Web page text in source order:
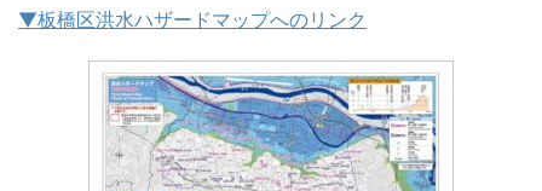
▼板橋区洪水ハザードマップへのリンク